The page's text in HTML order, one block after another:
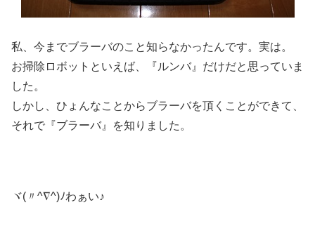
私、今までブラーバのこと知らなかったんです。実は。
お掃除ロボットといえば、『ルンバ』だけだと思っていま
した。
しかし、ひょんなことからブラーバを頂くことができて、
それで『ブラーバ』を知りました。
ヾ(〃^∇^)ﾉわぁい♪